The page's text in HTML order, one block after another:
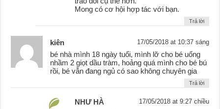
Mong có cơ hội hợp tác với bạn.
Trả lời
kiên 17/05/2018 at 10:37 sáng
bé nhà mình 18 ngày tuổi, mình lỡ cho bé uống
nhầm 2 giọt dầu tràm, hoảng quá mình cho bé bú
rồi, bé vẫn đang ngủ có sao không chuyên gia
Trả lời
NHƯ HÀ 17/05/2018 at 9:27 chiều